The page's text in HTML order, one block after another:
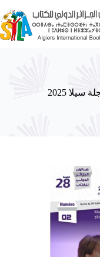
au
contenu